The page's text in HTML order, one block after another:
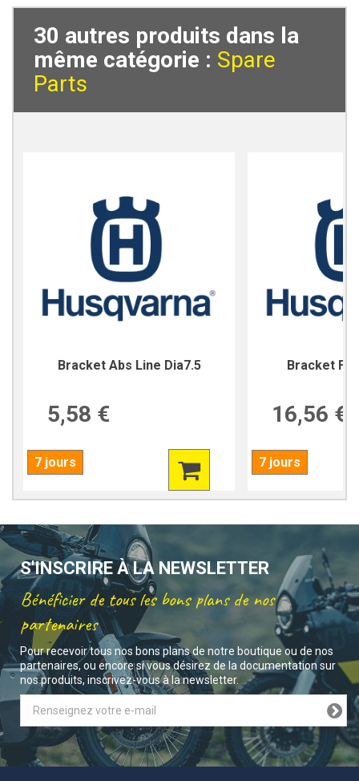
30 autres produits dans la
même catégorie : Spare
Parts
Bracket Abs Line Dia7.5
5,58 €
7 jours
Bracket
16,56 €
7 jours
S'INSCRIRE À LA NEWSLETTER
Bénéficier de tous les bons plans de nos
partenaires
Pour recevoir tous nos bons plans de notre boutique ou de nos
partenaires, ou encore si vous désirez de la documentation sur
nos produits, inscrivez-vous à la newsletter.